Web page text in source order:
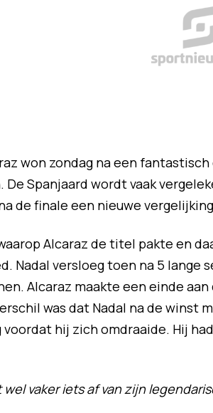
won zondag na een
De Spanjaard wordt vaak
de finale een nieuwe
Alcaraz de titel pakte en
Nadal versloeg toen na 5 lange
Alcaraz maakte een einde
was dat Nadal na de winst
voordat hij zich omdraaide. Hij
wel vaker iets af van zijn